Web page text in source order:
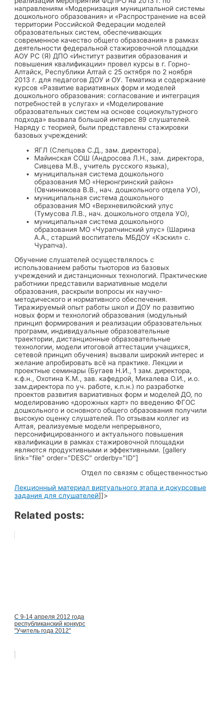
направлениям «Модернизация муниципальной системы
дошкольного образования» и «Распространение на всей
территории Российской Федерации моделей
образовательных систем, обеспечивающих
современное качество общего образования» в рамках
деятельности федеральной стажировочной площадки
АОУ РС (Я) ДПО «Институт развития образования и
повышения квалификации» провел курсы в г. Горно-
Алтайск, Республики Алтай с 25 октября по 2 ноября
2013 г. для педагогов ДОУ и ОУ. Тематика и содержание
курсов «Развитие вариативных форм и моделей
дошкольного образования: согласование и интеграция
потребностей в услугах» и «Моделирование
образовательных систем на основе социокультурного
подхода» вызвала большой интерес 89 слушателей.
Наряду с теорией, были представлены стажировки
базовых учреждений:
ЯГЛ (Слепцова С.Д., зам. директора),
Майинская СОШ (Андросова Л.Н., зам. директора,
Сивцева М.В., учитель русского языка),
муниципальная система дошкольного
образования МО «Нерюнгринский район»
(Овчинникова В.В., нач. дошкольного отдела УО),
муниципальная система дошкольного
образования МО «Верхневилюйский улус
(Тумусова Л.В., нач. дошкольного отдела УО),
муниципальная система дошкольного
образования МО «Чурапчинский улус» (Шарина
А.А., старший воспитатель МБДОУ «Кэскил» с.
Чурапча).
Обучение слушателей осуществлялось с
использованием работы тьюторов из базовых
учреждений и дистанционных технологий. Практические
работники представили вариативные модели
образования, раскрыли вопросы их научно-
методического и нормативного обеспечения.
Тиражируемый опыт работы школ и ДОУ по развитию
новых форм и технологий образования (модульный
принцип формирования и реализации образовательных
программ, индивидуальные образовательные
траектории, дистанционные образовательные
технологии, модели итоговой аттестации учащихся,
сетевой принцип обучения) вызвали широкий интерес и
желание апробировать всё на практике. Лекции и
проектные семинары (Бугаев Н.И., 1 зам. директора,
к.ф.н., Охотина К.М., зав. кафедрой, Михалева О.И., и.о.
зам.директора по уч. работе, к.п.н.) по разработке
проектов развития вариативных форм и моделей ДО, по
моделированию «дорожных карт» по введению ФГОС
дошкольного и основного общего образования получили
высокую оценку слушателей. По отзывам коллег из
Алтая, реализуемые модели непрерывного,
персонифицированного и актуального повышения
квалификации в рамках стажировочной площадки
являются продуктивными и эффективными. [gallery
link="file" order="DESC" orderby="ID"]
Отдел по связям с общественностью
Лекционный материал виртуального этапа и докурсовые
задания для слушателей]]>
Related posts:
С 9-14 апреля 2012 года
республиканский конкурс
"Учитель года 2012"